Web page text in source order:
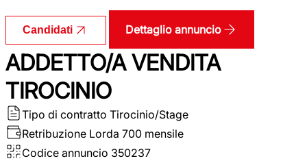
Candidati Dettaglio annuncio
ADDETTO/A VENDITA
TIROCINIO
Tipo di contratto Tirocinio/Stage
Retribuzione Lorda 700 mensile
Codice annuncio 350237